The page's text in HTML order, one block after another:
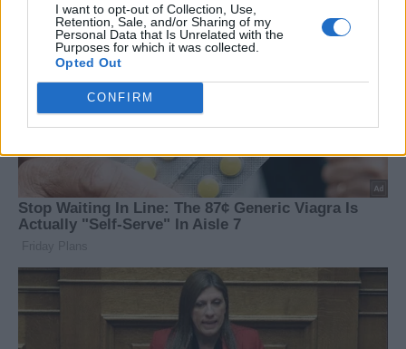
I want to opt-out of Collection, Use,
Retention, Sale, and/or Sharing of my
Personal Data that Is Unrelated with the
Purposes for which it was collected.
Opted Out
CONFIRM